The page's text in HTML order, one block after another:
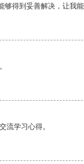
得到妥善解决，让我能
流学习心得。